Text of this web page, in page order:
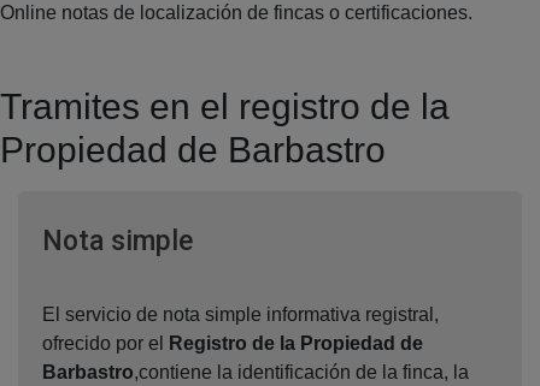
Online notas de localización de fincas o certificaciones.
Tramites en el registro de la
Propiedad de Barbastro
Nota simpleVentana nueva
El servicio de nota simple informativa registral,
ofrecido por el
Registro de la Propiedad de
Barbastro,contiene la identificación de la finca, la